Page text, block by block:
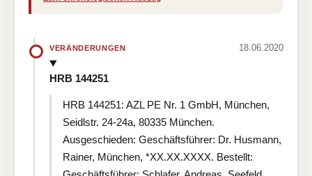
VERÄNDERUNGEN 18.06.2020
HRB 144251
HRB 144251: AZL PE Nr. 1 GmbH, München,
Seidlstr. 24-24a, 80335 München.
Ausgeschieden: Geschäftsführer: Dr. Husmann,
Rainer, München, *XX.XX.XXXX. Bestellt: